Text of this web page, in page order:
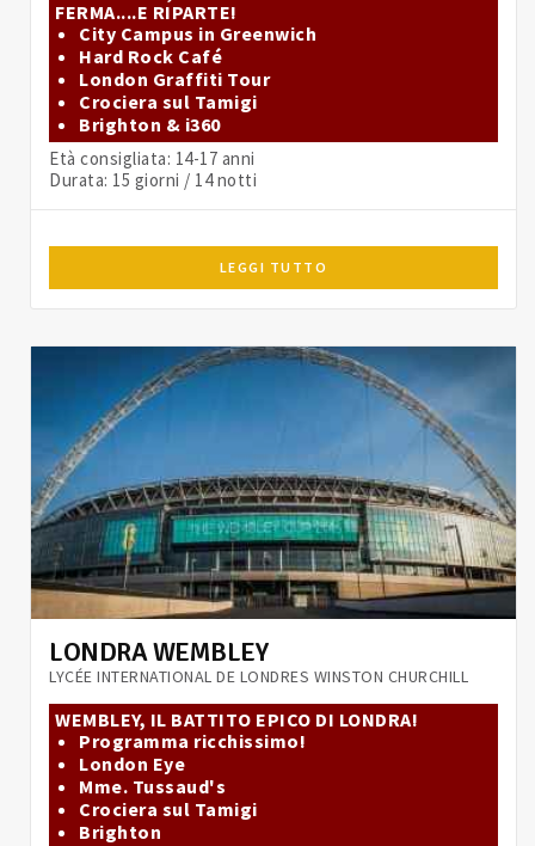
FERMA....E RIPARTE!
City Campus in Greenwich
Hard Rock Café
London Graffiti Tour
Crociera sul Tamigi
Brighton & i360
Età consigliata: 14-17 anni
Durata: 15 giorni / 14 notti
LEGGI TUTTO
LONDRA WEMBLEY
LYCÉE INTERNATIONAL DE LONDRES WINSTON CHURCHILL
WEMBLEY, IL BATTITO EPICO DI LONDRA!
Programma ricchissimo!
London Eye
Mme. Tussaud's
Crociera sul Tamigi
Brighton